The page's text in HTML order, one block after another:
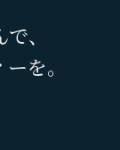
、
を。